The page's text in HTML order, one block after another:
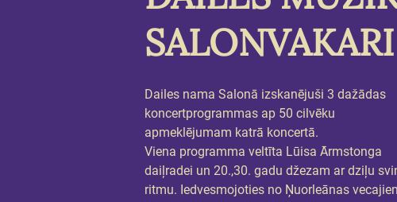
SALONVAKARI
Dailes nama Salonā izskanējuši 3 dažādas
koncertprogrammas ap 50 cilvēku
apmeklējumam katrā koncertā.
Viena programma veltīta Lūisa Ārmstonga
daiļradei un 20.,30. gadu džezam ar dziļu
ritmu. Iedvesmojoties no Ņuorleānas